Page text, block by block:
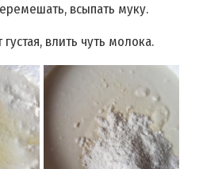
всыпать муку.
влить чуть молока.